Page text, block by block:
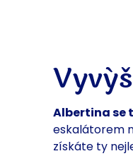
Albertina se
eskalátorem
získáte ty